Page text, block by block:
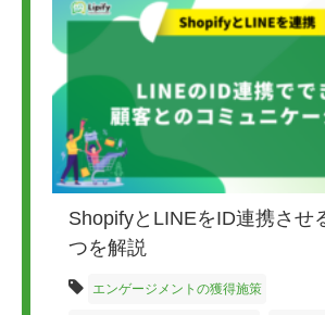
ShopifyとLINEをID連携させ
つを解説
エンゲージメントの獲得施策